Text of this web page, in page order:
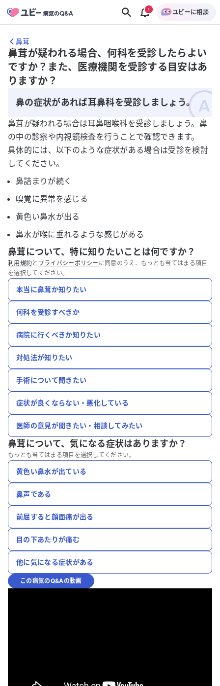
ユビーに相談
鼻茸
鼻茸が疑われる場合、何科を受診したらよい
ですか？また、医療機関を受診する目安はあ
りますか？
鼻の症状があれば耳鼻科を受診しましょう。
鼻茸が疑われる場合は耳鼻咽喉科を受診しましょう。鼻
の中の診察や内視鏡検査を行うことで確認できます。
具体的には、以下のような症状がある場合は受診を検討
してください。
鼻詰まりが続く
嗅覚に異常を感じる
黄色い鼻水が出る
鼻水が喉に垂れるような感じがある
鼻茸について、特に知りたいことは何ですか？
利用規約と プライバシーポリシー に同意のうえ、もっとも当てはまる項目
を選択してください。
本当に鼻茸か知りたい
何科を受診すべきか
病院に行くべきか知りたい
対処法が知りたい
手術について聞きたい
症状が良くならない・悪化している
医師の意見が聞きたい・相談してみたい
鼻茸について、気になる症状はありますか？
もっとも当てはまる項目を選択してください。
黄色い鼻水が出ている
鼻声である
前屈すると顔面痛が出る
目の下あたりが痛む
他に気になる症状がある
この病気のQ&Aの動画